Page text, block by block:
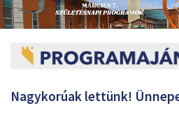
Nagykorúak lettünk!